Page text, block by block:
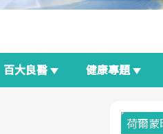
百大良醫 健康專題
荷爾蒙